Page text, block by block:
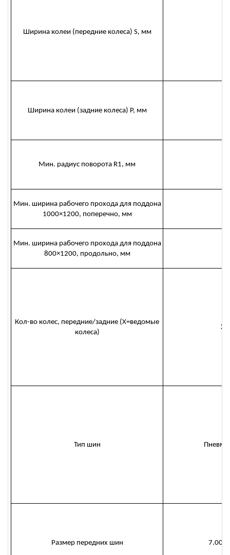
Ширина колеи (передние колеса) S, мм
Ширина колеи (задние колеса) P, мм
Мин. радиус поворота R1, мм
Мин. ширина рабочего прохода для поддона
1000×1200, поперечно, мм
Мин. ширина рабочего прохода для поддона
800×1200, продольно, мм
Кол-во колес, передние/задние (X=ведомые
колеса)
Тип шин
Размер передних шин 7.00-